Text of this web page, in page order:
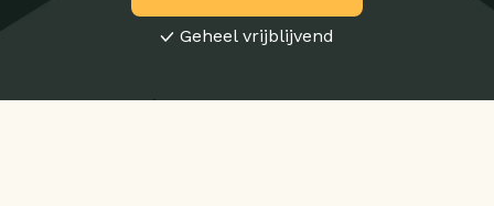
Geheel vrijblijvend